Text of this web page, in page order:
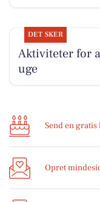
DET SKER
Aktiviteter for
uge
Send en
Opret